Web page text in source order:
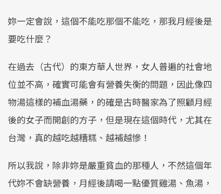
妳一定會說，這個不能吃那個不能吃，那我月經後是
要吃什麼？
在過去（古代）的東方華人世界，女人普遍的社會地
位並不高，確實可能會有營養失衡的問題，因此像四
物湯這樣的補血湯藥，的確是古時醫家為了照顧月經
後的女子而開創的方子，但是現在這個時代，尤其在
台灣，真的越吃越糟糕、越補越慘！
所以我說，除非妳是嚴重貧血的那種人，不然這個年
代妳不會缺營養，月經後請喝一點優質雞湯、魚湯，